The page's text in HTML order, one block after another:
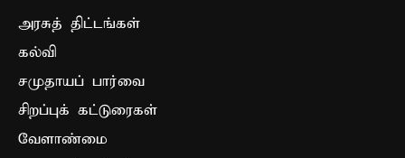
அரசுத் திட்டங்கள்
கல்வி
சமுதாயப் பார்வை
சிறப்புக் கட்டுரைகள்
வேளாண்மை